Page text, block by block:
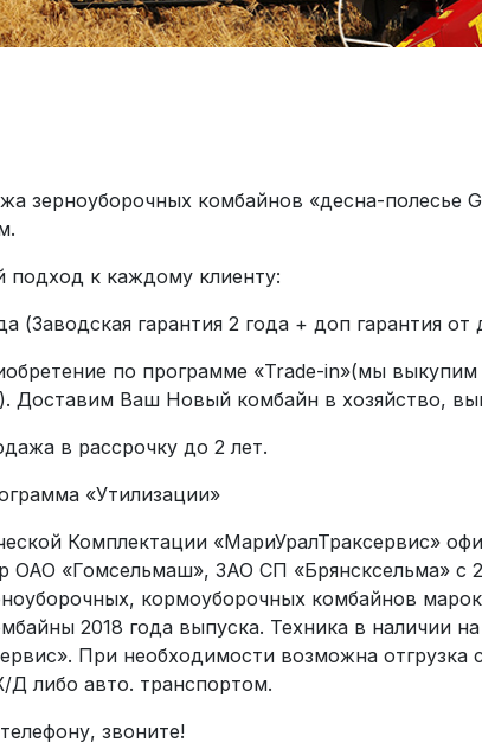
зерноуборочных комбайнов «десна-полесье
подход к каждому клиенту:
(Заводская гарантия 2 года + доп гарантия от
по программе «Trade-in»(мы
Доставим Ваш Новый комбайн в хозяйство,
в рассрочку до 2 лет.
«Утилизации»
Комплектации «МариУралТраксервис»
ОАО «Гомсельмаш», ЗАО СП «Брянсксельма» с
кормоуборочных комбайнов
2018 года выпуска. Техника в наличии
При необходимости возможна отгрузка
либо авто. транспортом.
звоните!